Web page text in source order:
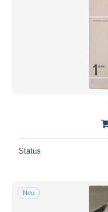
Status
Neu